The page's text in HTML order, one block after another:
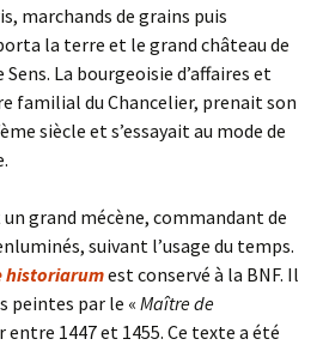
marchands de grains puis
la terre et le grand château de
Sens. La bourgeoisie d’affaires et
familial du Chancelier, prenait son
siècle et s’essayait au mode de
grand mécène, commandant de
suivant l’usage du temps.
historiarumest conservé à la BNF. Il
peintes par le « Maître de
entre 1447 et 1455. Ce texte a été